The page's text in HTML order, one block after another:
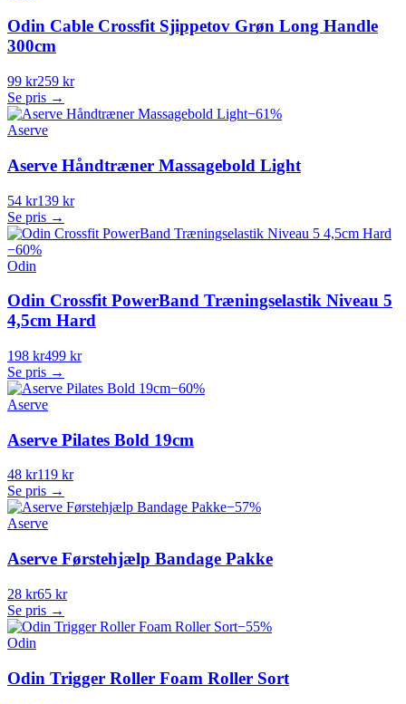
Odin Cable Crossfit Sjippetov Grøn Long Handle
300cm
99 kr259 kr
Se pris →
−61%
Aserve
Aserve Håndtræner Massagebold Light
54 kr139 kr
Se pris →
−60%
Odin
Odin Crossfit PowerBand Træningselastik Niveau 5
4,5cm Hard
198 kr499 kr
Se pris →
−60%
Aserve
Aserve Pilates Bold 19cm
48 kr119 kr
Se pris →
−57%
Aserve
Aserve Førstehjælp Bandage Pakke
28 kr65 kr
Se pris →
−55%
Odin
Odin Trigger Roller Foam Roller Sort